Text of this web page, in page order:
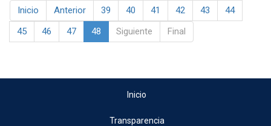
Inicio Anterior 39 40 41 42 43
44
45
46 47 48 Siguiente Final
Inicio
Transparencia